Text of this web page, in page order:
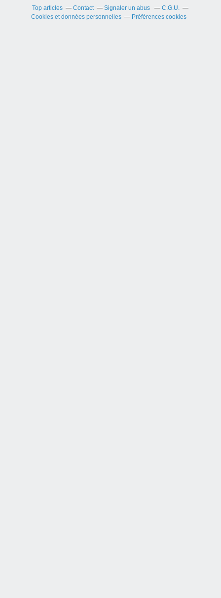
Top articles Contact Signaler un abus
C.G.U.
Cookies et données personnelles
Préférences cookies